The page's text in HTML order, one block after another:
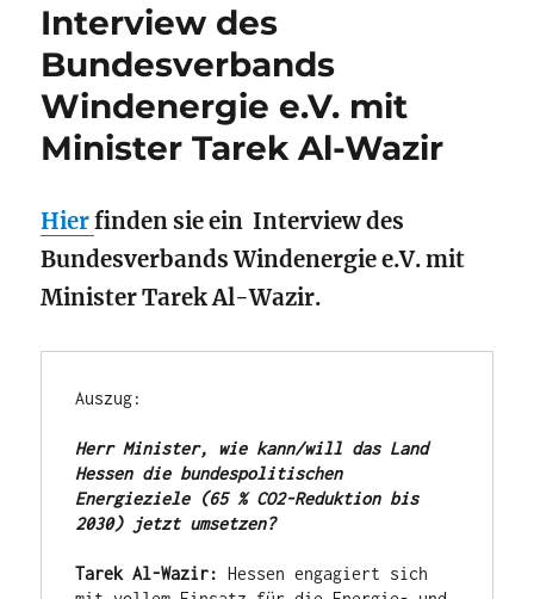
Interview des
Bundesverbands
Windenergie e.V. mit
Minister Tarek Al-Wazir
Hierfinden sie ein Interview des
Bundesverbands Windenergie e.V. mit
Minister Tarek Al-Wazir.
Auszug:
Herr Minister, wie kann/will das Land
Hessen die bundespolitischen
Energieziele (65 % CO2-Reduktion bis
2030) jetzt umsetzen?
Tarek Al-Wazir: Hessen engagiert sich